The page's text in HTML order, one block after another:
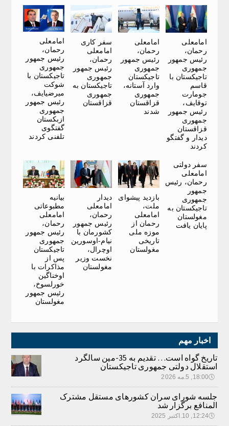
امامعلی
رحمان،
رئیس جمهور
جمهوری
تاجیکستان با
قاسم
جومارت
توقایف،
رئیس جمهور
جمهوری
قزاقستان
دیدار و گفتگو
کردند
امامعلی
رحمان،
رئیس جمهور
جمهوری
تاجیکستان
وارد آستانه،
جمهوری
قزاقستان
شدند
سفر کاری
امامعلی
رحمان،
رئیس جمهور
جمهوری
تاجیکستان به
جمهوری
قزاقستان
امامعلی
رحمان،
رئیس جمهور
جمهوری
تاجیکستان با
شوکت
میرضیایف،
رئیس جمهور
جمهوری
ازبکستان
گفتگوی
تلفنی کردند
سفر دولتی
امامعلی
رحمان، رئیس
جمهور
جمهوری
تاجیکستان به
مغولستان
پایان یافت
بازدید پیشوای
ملت،
امامعلی
رحمان از
موزه ملی
تاریخی
مغولستان
دیدار
امامعلی
رحمان،
رئیس جمهور
کشورمان با
نیام-اوسورین
اوچرال،
نخست وزیر
مغولستان
بیانیه
مطبوعاتی
امامعلی
رحمان،
رئیس جمهور
جمهوری
تاجیکستان
پس از
مذاکرات با
اوخناگین
خورلسوخ،
رئیس جمهور
مغولستان
اخبار مهم
تاریخ گواه است… تقدیم به 35-مین سالگرد
استقلال دولتی جمهوری تاجیکستان
🕔18:00, 5.مه 2026
جلسه شورای سران کشورهای مستقل مشترک
المنافع برگزار شد
🕔12:24, 10.اکتبر 2025